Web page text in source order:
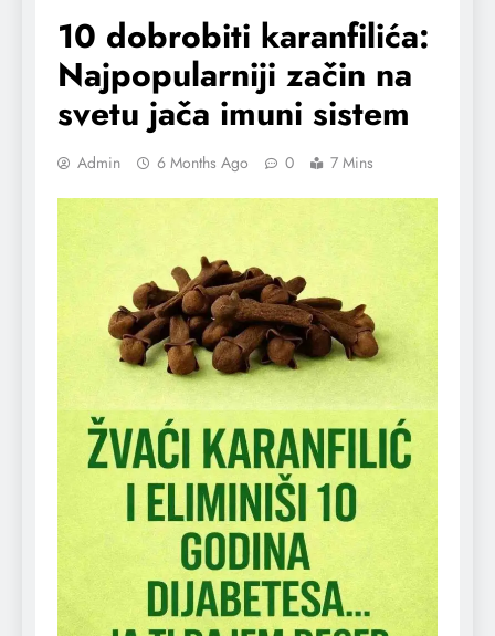
10 dobrobiti karanfilića:
Najpopularniji začin na
svetu jača imuni sistem
Admin 6 Months Ago 0 7 Mins